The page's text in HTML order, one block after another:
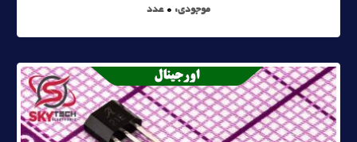
موجودی: 0 عدد